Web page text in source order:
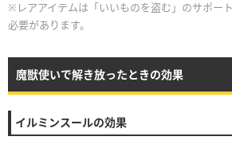
※レアアイテムは「いいものを盗む」のサポー
必要があります。
魔獣使いで解き放ったときの効果
イルミンスールの効果